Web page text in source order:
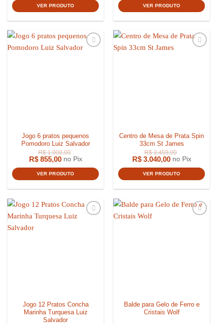
R$
VER PRODUTO VER PRODUTO
Jogo 6 pratos pequenos
Pomodoro Luiz Salvador
R$855,00 no Pix
VER PRODUTO
Centro de Mesa de Prata Spin
33cm St James
R$3.040,00 no Pix
VER PRODUTO
Jogo 12 Pratos Concha
Marinha Turquesa Luiz
Salvador
Balde para Gelo de Ferro e
Cristais Wolf